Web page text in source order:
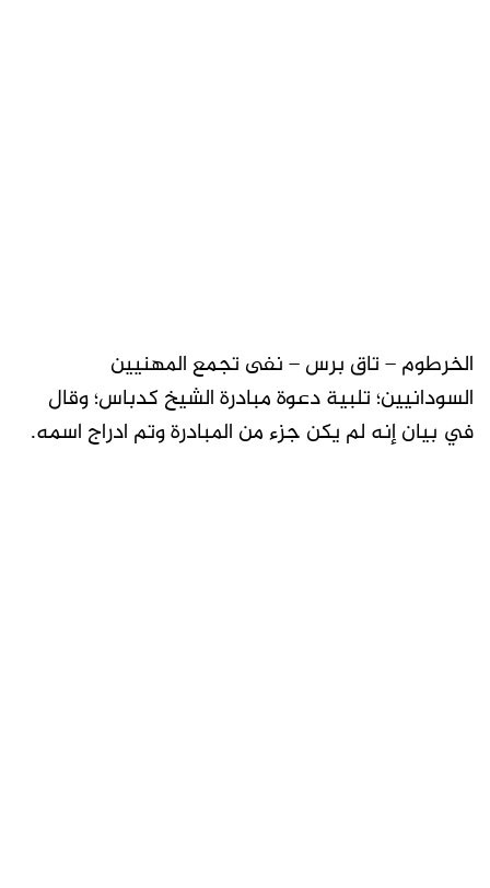
الخرطوم – تاق برس – نفى تجمع المهنيين
السودانيين؛ تلبية دعوة مبادرة الشيخ كدباس؛ وقال
في بيان إنه لم يكن جزء من المبادرة وتم ادراج اسمه.